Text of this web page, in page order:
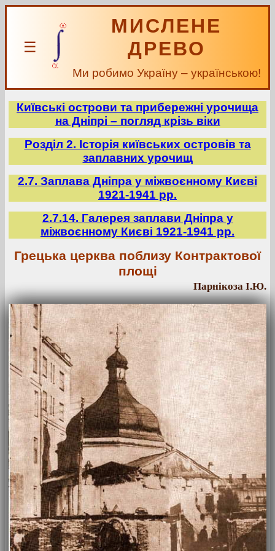
☰
МИСЛЕНЕ
ДРЕВО
Ми робимо Україну – українською!
Київські острови та прибережні урочища
на Дніпрі – погляд крізь віки
Розділ 2. Історія київських островів та
заплавних урочищ
2.7. Заплава Дніпра у міжвоєнному Києві
1921-1941 рр.
2.7.14. Галерея заплави Дніпра у
міжвоєнному Києві 1921-1941 рр.
Грецька церква поблизу Контрактової
площі
Парнікоза І.Ю.